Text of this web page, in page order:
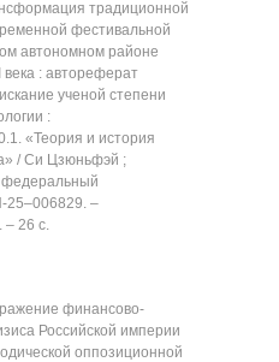
традиционной
фестивальной
автономном районе
века : автореферат
ученой степени
:
«Теория и история
/ Си Цзюньфэй ;
федеральный
25‒006829. ‒
‒ 26 с.
финансово-
Российской империи
оппозиционной